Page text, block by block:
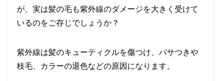
が、実は髪の毛も紫外線のダメージを大きく受けて
いるのをご存じでしょうか？
紫外線は髪のキューティクルを傷つけ、パサつきや
枝毛、カラーの退色などの原因になります。